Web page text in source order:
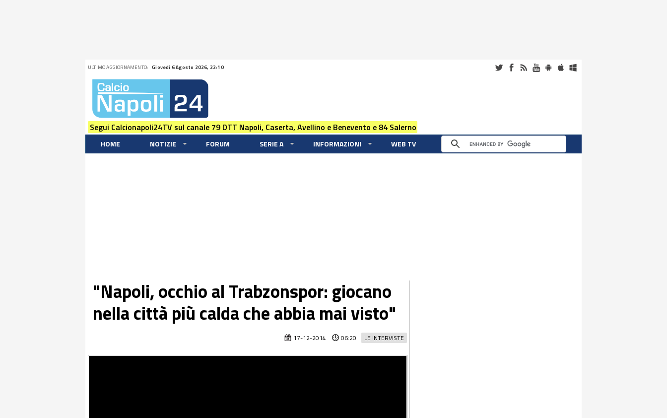
ULTIMO AGGIORNAMENTO: Giovedi 6 Agosto 2026, 22:10
Segui Calcionapoli24TV sul canale 79 DTT Napoli, Caserta, Avellino e Benevento e 84 Salerno
HOME NOTIZIE FORUM SERIE A INFORMAZIONI WEB TV
"Napoli, occhio al Trabzonspor: giocano
nella città più calda che abbia mai visto"
LE INTERVISTE
17-12-2014 06:20